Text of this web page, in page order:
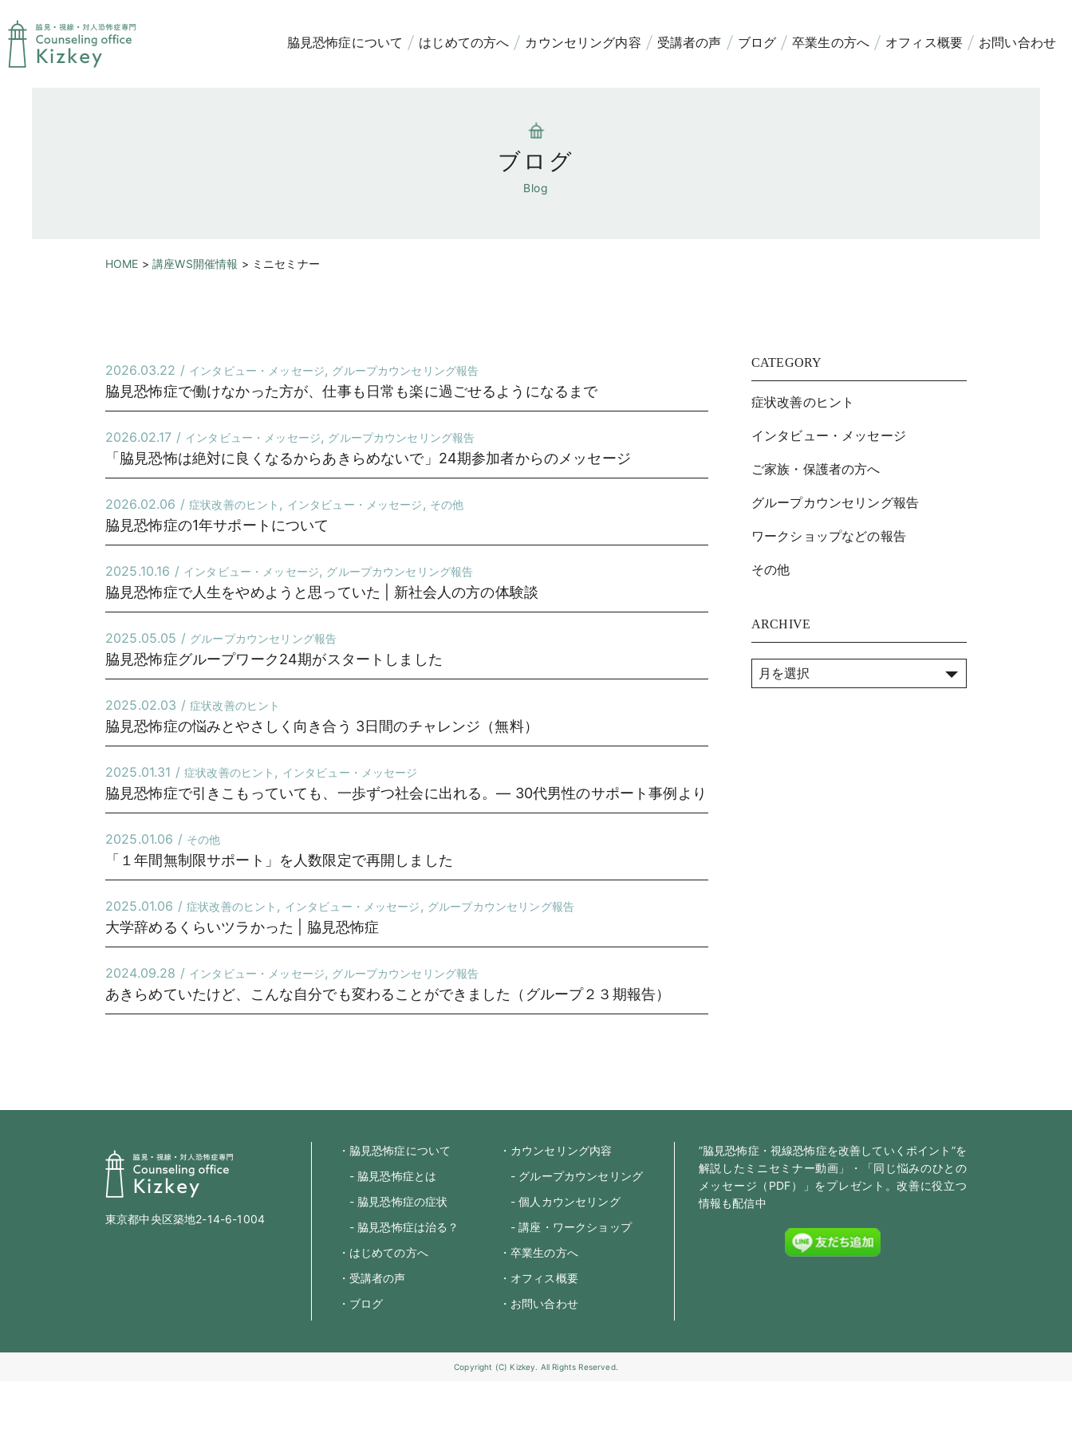
脇見恐怖症について はじめての方へ カウンセリング内容 受講者の声 ブログ 卒業生の方へ オフィス概要 お問い合わせ
ブログ
Blog
HOME >講座WS開催情報 > ミニセミナー
2026.03.22 / インタビュー・メッセージ, グループカウンセリング報告
脇見恐怖症で働けなかった方が、仕事も日常も楽に過ごせるようになるまで
2026.02.17 / インタビュー・メッセージ, グループカウンセリング報告
「脇見恐怖は絶対に良くなるからあきらめないで」24期参加者からのメッセージ
2026.02.06 /症状改善のヒント , インタビュー・メッセージ, その他
脇見恐怖症の1年サポートについて
2025.10.16 / インタビュー・メッセージ, グループカウンセリング報告
脇見恐怖症で人生をやめようと思っていた | 新社会人の方の体験談
2025.05.05 / グループカウンセリング報告
脇見恐怖症グループワーク24期がスタートしました
2025.02.03 /症状改善のヒント
脇見恐怖症の悩みとやさしく向き合う 3日間のチャレンジ（無料）
2025.01.31 /症状改善のヒント , インタビュー・メッセージ
脇見恐怖症で引きこもっていても、一歩ずつ社会に出れる。— 30代男性のサポート事例より
2025.01.06 / その他
「１年間無制限サポート」を人数限定で再開しました
2025.01.06 /症状改善のヒント , インタビュー・メッセージ, グループカウンセリング報告
大学辞めるくらいツラかった | 脇見恐怖症
2024.09.28 / インタビュー・メッセージ, グループカウンセリング報告
あきらめていたけど、こんな自分でも変わることができました（グループ２３期報告）
CATEGORY
症状改善のヒント
インタビュー・メッセージ
ご家族・保護者の方へ
グループカウンセリング報告
ワークショップなどの報告
その他
ARCHIVE
東京都中央区築地2-14-6-1004
・脇見恐怖症について
- 脇見恐怖症とは
- 脇見恐怖症の症状
- 脇見恐怖症は治る？
・はじめての方へ
・受講者の声
・ブログ
・カウンセリング内容
- グループカウンセリング
- 個人カウンセリング
- 講座・ワークショップ
・卒業生の方へ
・オフィス概要
・お問い合わせ
”脇見恐怖症・視線恐怖症を改善していくポイント”を
解説したミニセミナー動画」・「同じ悩みのひとの
メッセージ（PDF）」をプレゼント。改善に役立つ
情報も配信中
Copyright (C) Kizkey. All Rights Reserved.